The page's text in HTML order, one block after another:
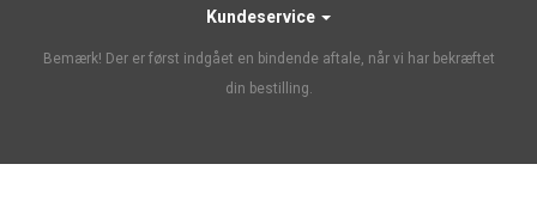
Kundeservice
Bemærk! Der er først indgået en bindende aftale, når vi har bekræftet
din bestilling.